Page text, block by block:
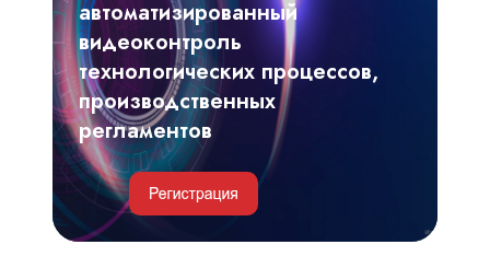
регламентов
автоматизированный
видеоконтроль
технологических процессов,
производственных
регламентов